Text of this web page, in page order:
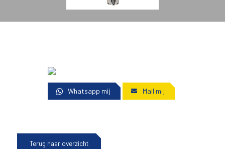
Whatsapp mij Mail mij
Terug naar overzicht